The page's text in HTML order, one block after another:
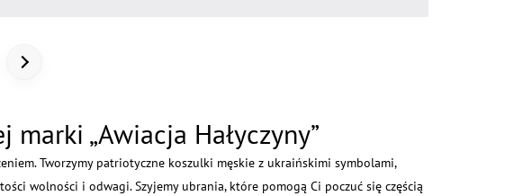
„Awiacja Hałyczyny”
Tworzymy patriotyczne koszulki męskie z ukraińskimi symbolami,
wolności i odwagi. Szyjemy ubrania, które pomogą Ci poczuć się częścią